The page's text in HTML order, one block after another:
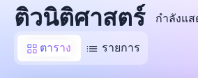
ติวนิติศาสตร์
กำลังแ
ตาราง
รายการ